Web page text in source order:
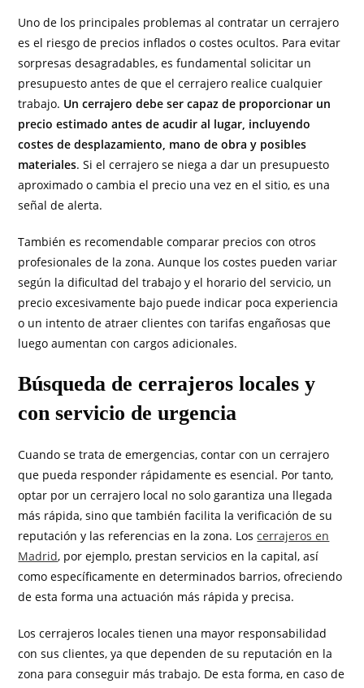
Uno de los principales problemas al contratar un cerrajero
es el riesgo de precios inflados o costes ocultos. Para evitar
sorpresas desagradables, es fundamental solicitar un
presupuesto antes de que el cerrajero realice cualquier
trabajo. Un cerrajero debe ser capaz de proporcionar un
precio estimado antes de acudir al lugar, incluyendo
costes de desplazamiento, mano de obra y posibles
materiales. Si el cerrajero se niega a dar un presupuesto
aproximado o cambia el precio una vez en el sitio, es una
señal de alerta.
También es recomendable comparar precios con otros
profesionales de la zona. Aunque los costes pueden variar
según la dificultad del trabajo y el horario del servicio, un
precio excesivamente bajo puede indicar poca experiencia
o un intento de atraer clientes con tarifas engañosas que
luego aumentan con cargos adicionales.
Búsqueda de cerrajeros locales y
con servicio de urgencia
Cuando se trata de emergencias, contar con un cerrajero
que pueda responder rápidamente es esencial. Por tanto,
optar por un cerrajero local no solo garantiza una llegada
más rápida, sino que también facilita la verificación de su
reputación y las referencias en la zona. Loscerrajeros en
Madrid, por ejemplo, prestan servicios en la capital, así
como específicamente en determinados barrios, ofreciendo
de esta forma una actuación más rápida y precisa.
Los cerrajeros locales tienen una mayor responsabilidad
con sus clientes, ya que dependen de su reputación en la
zona para conseguir más trabajo. De esta forma, en caso de